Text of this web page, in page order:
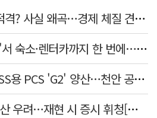
구윤철 "한국 투자 부적격? 사실 왜곡…경제 체질 견실"
철도 통합 앱 '코레일+'서 숙소·렌터카까지 한 번에…여행 서비스 확대
LS일렉트릭, 차세대 ESS용 PCS 'G2' 양산…천안 공장서 출하
다시 커지는 엔캐리 청산 우려…재현 시 증시 휘청[매일뭐니머니]